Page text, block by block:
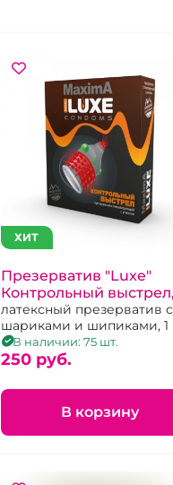
ХИТ
Презерватив "Luxe"
Контрольный
1шт
латексный презерватив с
шариками и шипиками, 1
В наличии: 75 шт.
250 pуб.
В корзину